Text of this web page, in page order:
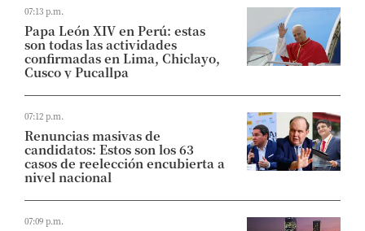
07:13 p.m.
Papa León XIV en Perú: estas
son todas las actividades
confirmadas en Lima, Chiclayo,
Cusco y Pucallpa
07:12 p.m.
Renuncias masivas de
candidatos: Estos son los 63
casos de reelección encubierta a
nivel nacional
07:09 p.m.